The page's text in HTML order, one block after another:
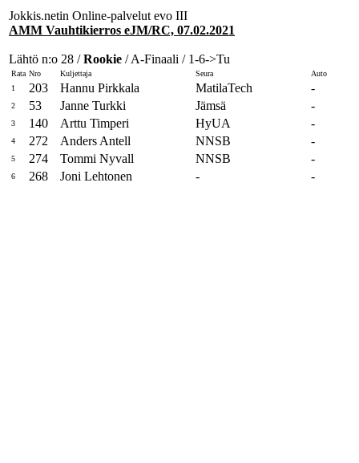
Jokkis.netin Online-palvelut evo III
AMM Vauhtikierros eJM/RC, 07.02.2021
Lähtö n:o 28 /Rookie / A-Finaali / 1-6->Tu
Rata Nro Kuljettaja Seura
Auto
1
203 Hannu Pirkkala MatilaTech -
2 53 Janne Turkki Jämsä -
3 140 Arttu Timperi HyUA -
4 272 Anders Antell NNSB -
5 274 Tommi Nyvall NNSB -
6 268 Joni Lehtonen - -